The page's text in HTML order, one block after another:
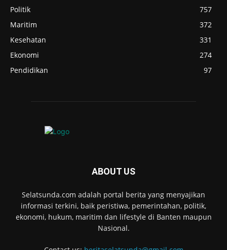
Politik
757
Maritim
372
Kesehatan
331
Ekonomi
274
Pendidikan
97
ABOUT US
Selatsunda.com adalah portal berita yang menyajikan
informasi terkini, baik peristiwa, pemerintahan, politik,
ekonomi, hukum, maritim dan lifestyle di Banten maupun
Nasional.